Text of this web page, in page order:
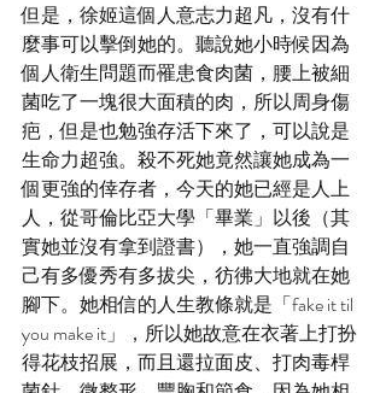
但是，徐姬這個人意志力超凡，沒有什
麼事可以擊倒她的。聽說她小時候因為
個人衛生問題而罹患食肉菌，腰上被細
菌吃了一塊很大面積的肉，所以周身傷
疤，但是也勉強存活下來了，可以說是
生命力超強。殺不死她竟然讓她成為一
個更強的倖存者，今天的她已經是人上
人，從哥倫比亞大學「畢業」以後（其
實她並沒有拿到證書），她一直強調自
己有多優秀有多拔尖，彷彿大地就在她
腳下。她相信的人生教條就是「fake it til
you make it」，所以她故意在衣著上打扮
得花枝招展，而且還拉面皮、打肉毒桿